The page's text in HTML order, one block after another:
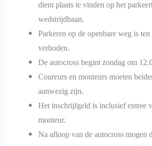
dient plaats te vinden op het
wedstrijdbaan.
Parkeren op de openbare weg is ten
verboden.
De autocross begint zondag om
Coureurs en monteurs moeten
aanwezig zijn.
Het inschrijfgeld is inclusief entree
monteur.
Na afloop van de autocross mogen